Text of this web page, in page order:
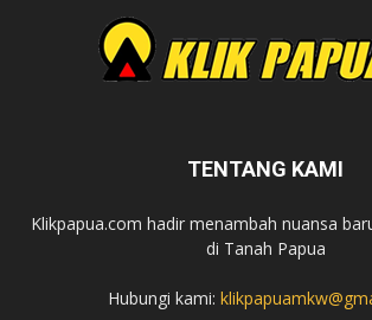
TENTANG KAMI
Klikpapua.com hadir menambah nuansa
di Tanah Papua
Hubungi kami: